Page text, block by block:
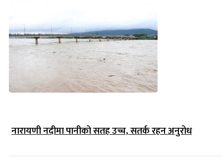
नारायणी नदीमा पानीको सतह उच्च, सतर्क रहन अनुरोध